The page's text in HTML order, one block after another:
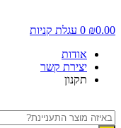
₪0.00
0 עגלת קניות
אודות
יצירת קשר
תקנון